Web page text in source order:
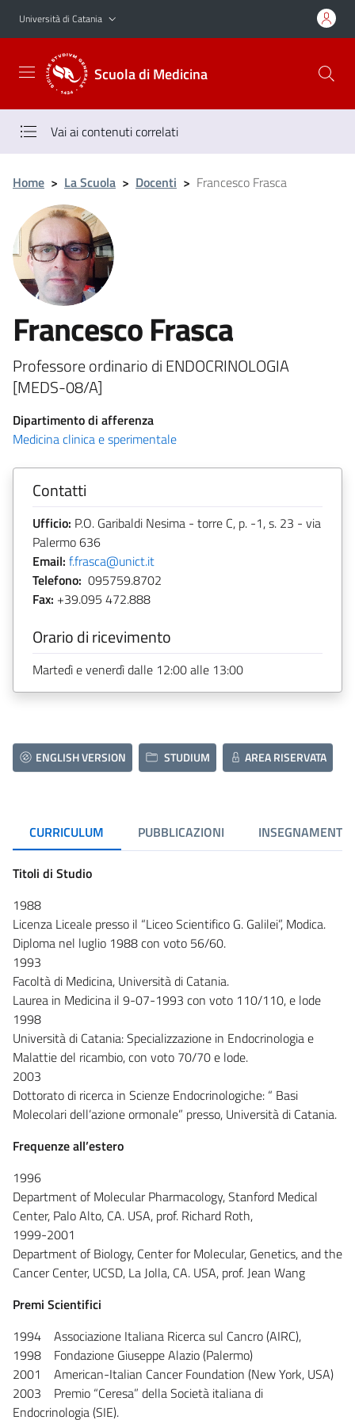
Vai al contenuto principale
Vai al menu di navigazione
Università di Catania
Scuola di Medicina
Vai ai contenuti correlati
Home > La Scuola > Docenti > Francesco Frasca
Francesco Frasca
Professore ordinario di ENDOCRINOLOGIA
[MEDS-08/A]
Dipartimento di afferenza
Medicina clinica e sperimentale
Contatti
Ufficio: P.O. Garibaldi Nesima - torre C, p. -1, s. 23 - via
Palermo 636
Email: f.frasca@unict.it
Telefono: 095759.8702
Fax: +39.095 472.888
Orario di ricevimento
Martedì e venerdì dalle 12:00 alle 13:00
ENGLISH VERSION STUDIUM AREA RISERVATA
CURRICULUM PUBBLICAZIONI INSEGNAMENTI
Titoli di Studio
1988
Licenza Liceale presso il “Liceo Scientifico G. Galilei”, Modica.
Diploma nel luglio 1988 con voto 56/60.
1993
Facoltà di Medicina, Università di Catania.
Laurea in Medicina il 9-07-1993 con voto 110/110, e lode
1998
Università di Catania: Specializzazione in Endocrinologia e
Malattie del ricambio, con voto 70/70 e lode.
2003
Dottorato di ricerca in Scienze Endocrinologiche: “ Basi
Molecolari dell’azione ormonale” presso, Università di Catania.
Frequenze all’estero
1996
Department of Molecular Pharmacology, Stanford Medical
Center, Palo Alto, CA. USA, prof. Richard Roth,
1999-2001
Department of Biology, Center for Molecular, Genetics, and the
Cancer Center, UCSD, La Jolla, CA. USA, prof. Jean Wang
Premi Scientifici
1994 Associazione Italiana Ricerca sul Cancro (AIRC),
1998 Fondazione Giuseppe Alazio (Palermo)
2001 American-Italian Cancer Foundation (New York, USA)
2003 Premio “Ceresa” della Società italiana di
Endocrinologia (SIE).